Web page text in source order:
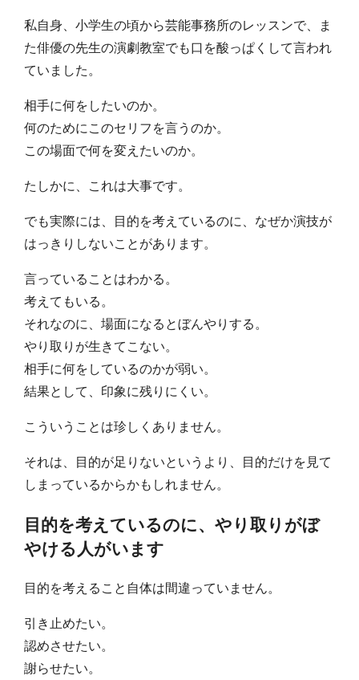
私自身、小学生の頃から芸能事務所のレッスンで、ま
た俳優の先生の演劇教室でも口を酸っぱくして言われ
ていました。
相手に何をしたいのか。
何のためにこのセリフを言うのか。
この場面で何を変えたいのか。
たしかに、これは大事です。
でも実際には、目的を考えているのに、なぜか演技が
はっきりしないことがあります。
言っていることはわかる。
考えてもいる。
それなのに、場面になるとぼんやりする。
やり取りが生きてこない。
相手に何をしているのかが弱い。
結果として、印象に残りにくい。
こういうことは珍しくありません。
それは、目的が足りないというより、目的だけを見て
しまっているからかもしれません。
目的を考えているのに、やり取りがぼ
やける人がいます
目的を考えること自体は間違っていません。
引き止めたい。
認めさせたい。
謝らせたい。